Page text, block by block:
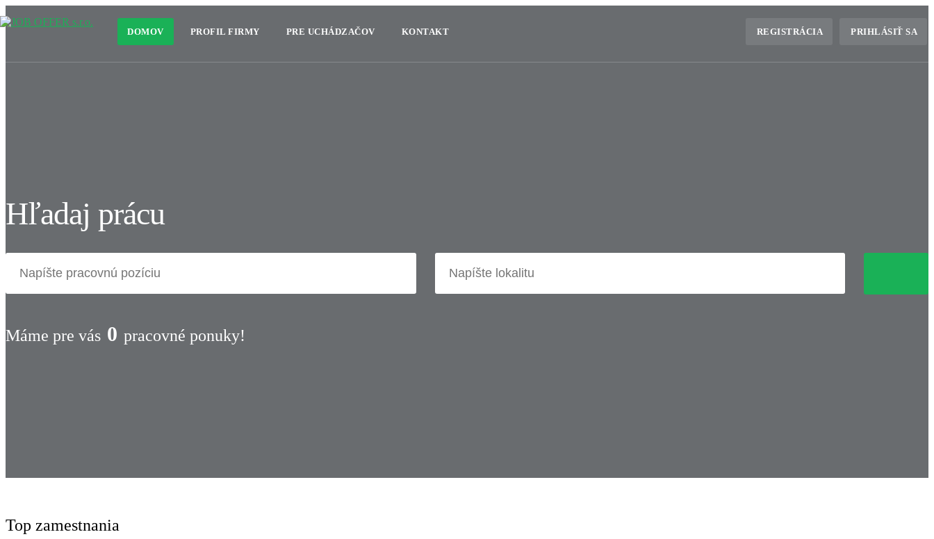
DOMOV PROFIL FIRMY PRE UCHÁDZAČOV KONTAKT REGISTRÁCIA PRIHLÁSIŤ SA
Hľadaj prácu
Máme pre vás 0 pracovné ponuky!
Top zamestnania